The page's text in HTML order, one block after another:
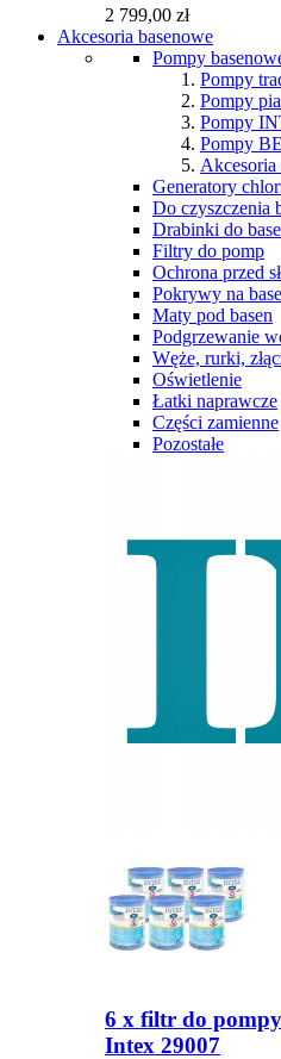
2 799,00 zł
Akcesoria basenowe
Pompy
Pompy
Pompy
Pompy
Pompy
Akcesoria
Generatory
Do czyszczenia
Drabinki do
Filtry do pomp
Ochrona przed
Pokrywy na
Maty pod basen
Podgrzewanie
Węże, rurki,
Oświetlenie
Łatki naprawcze
Części zamienne
Pozostałe
6 x filtr do
Intex 29007